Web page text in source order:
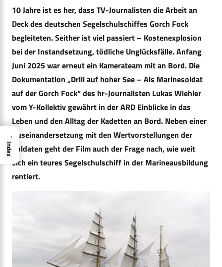
10 Jahre ist es her, dass TV-Journalisten die Arbeit an
Deck des deutschen Segelschulschiffes Gorch Fock
begleiteten. Seither ist viel passiert – Kostenexplosion
bei der Instandsetzung, tödliche Unglücksfälle. Anfang
Juni 2025 war erneut ein Kamerateam mit an Bord. Die
Dokumentation „Drill auf hoher See – Als Marinesoldat
auf der Gorch Fock“ des hr-Journalisten Lukas Wiehler
vom Y-Kollektiv gewährt in der ARD Einblicke in das
Leben und den Alltag der Kadetten an Bord. Neben einer
Auseinandersetzung mit den Wertvorstellungen der
Soldaten geht der Film auch der Frage nach, wie weit
sich ein teures Segelschulschiff in der Marineausbildung
rentiert.
→
Index